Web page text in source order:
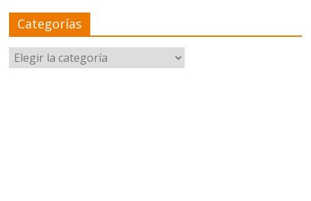
Categorías
Categorías